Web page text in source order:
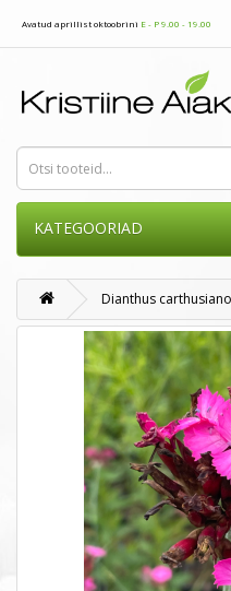
Avatud aprillist oktoobrini E - P 9.00 - 19.00
KATEGOORIAD
Dianthus